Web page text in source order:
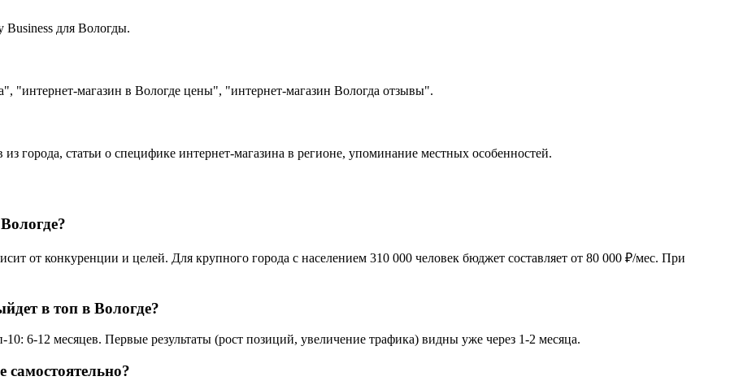
для Вологды.
"интернет-магазин в Вологде цены", "интернет-магазин Вологда отзывы".
города, статьи о специфике интернет-магазина в регионе, упоминание местных особенностей.
от конкуренции и целей. Для крупного города с населением 310 000 человек бюджет составляет от 80 000 ₽/мес. При
в топ в Вологде?
6-12 месяцев. Первые результаты (рост позиций, увеличение трафика) видны уже через 1-2 месяца.